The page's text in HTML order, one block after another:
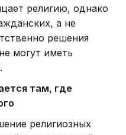
религию, однако
а не
решения
могут иметь
там, где
религиозных